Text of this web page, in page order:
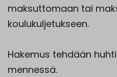
maksuttomaan tai
koulukuljetukseen.
Hakemus tehdään
mennessä.